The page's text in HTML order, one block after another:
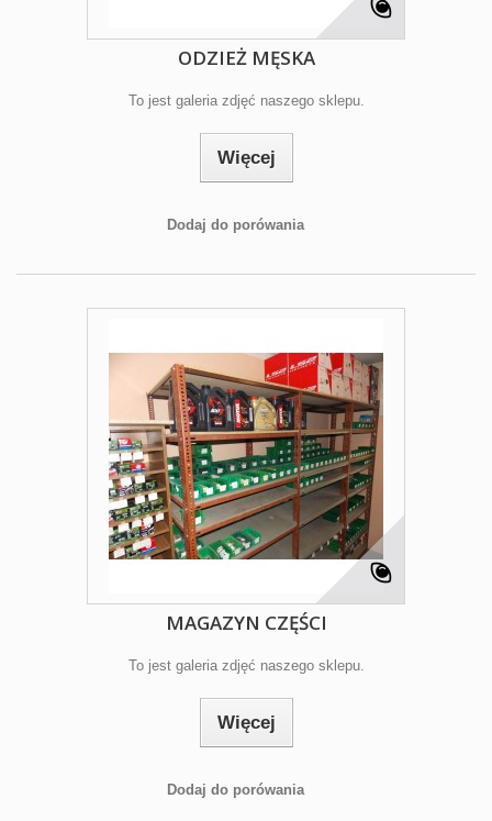
ODZIEŻ MĘSKA
To jest galeria zdjęć naszego sklepu.
Więcej
Dodaj do porówania
MAGAZYN CZĘŚCI
To jest galeria zdjęć naszego sklepu.
Więcej
Dodaj do porówania